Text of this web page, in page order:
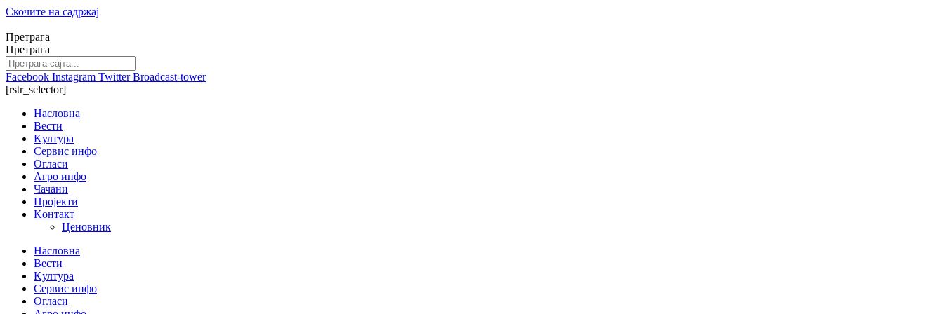
Скочите на садржај
Претрага
Претрага
Facebook Instagram Twitter Broadcast-tower
[rstr_selector]
Насловна
Вести
Kултура
Сервис инфо
Огласи
Агро инфо
Чачани
Пројекти
Kонтакт
Ценовник
Насловна
Вести
Kултура
Сервис инфо
Огласи